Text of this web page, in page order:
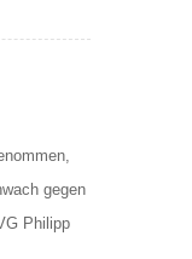
gegen
Philipp